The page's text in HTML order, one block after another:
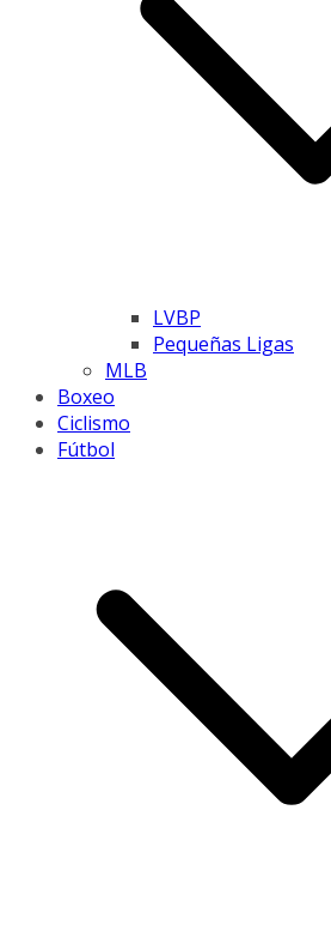
LVBP
Pequeñas Ligas
MLB
Boxeo
Ciclismo
Fútbol